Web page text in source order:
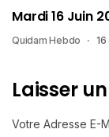
Mardi 16 Juin
Quidam Hebdo
Laisser
Votre Adresse E-